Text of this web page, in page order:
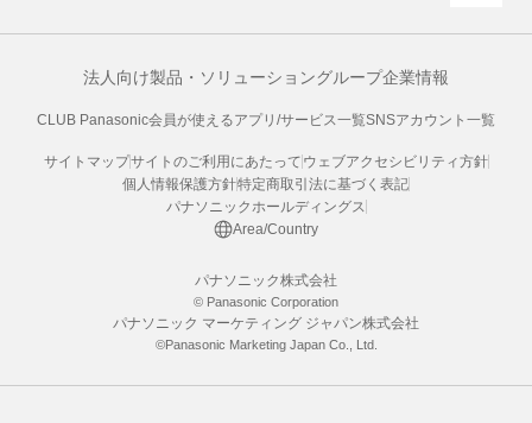
法人向け製品・ソリューショングループ企業情報
CLUB Panasonic会員が使えるアプリ/サービス一覧SNSアカウント一覧
サイトマップサイトのご利用にあたって ウェブアクセシビリティ方針
個人情報保護方針特定商取引法に基づく表記
パナソニックホールディングス
Area/Country
パナソニック株式会社
© Panasonic Corporation
パナソニック マーケティング ジャパン株式会社
©Panasonic Marketing Japan Co., Ltd.